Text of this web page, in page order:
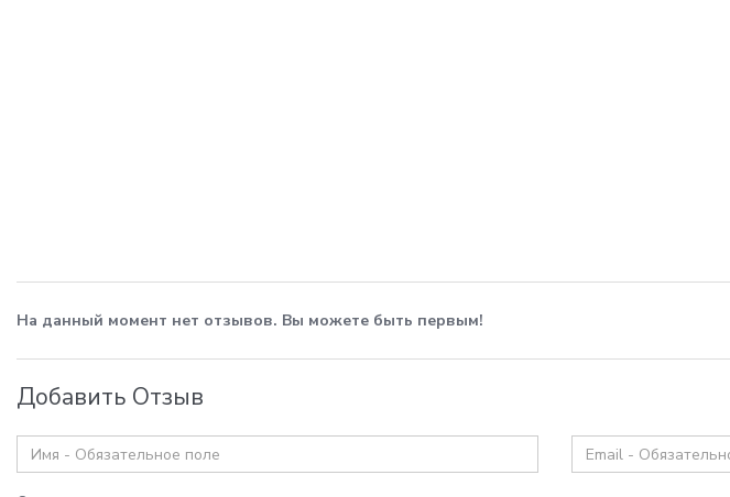
На данный момент нет отзывов. Вы можете быть первым!
Добавить Отзыв